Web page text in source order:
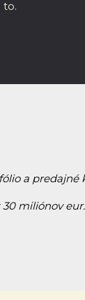
to.
a predajné
miliónov eur.